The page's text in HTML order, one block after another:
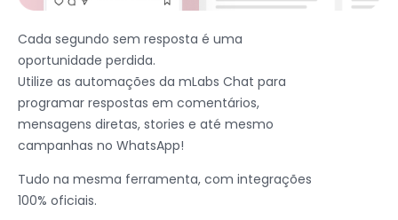
Cada segundo sem resposta é uma
oportunidade perdida.
Utilize as automações da mLabs Chat para
programar respostas em comentários,
mensagens diretas, stories e até mesmo
campanhas no WhatsApp!
Tudo na mesma ferramenta, com integrações
100% oficiais.